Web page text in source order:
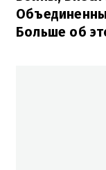
Больше об